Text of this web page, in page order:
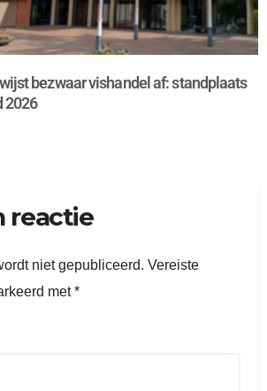
bezwaar vishandel af: standplaats
2026
reactie
niet gepubliceerd. Vereiste
met*